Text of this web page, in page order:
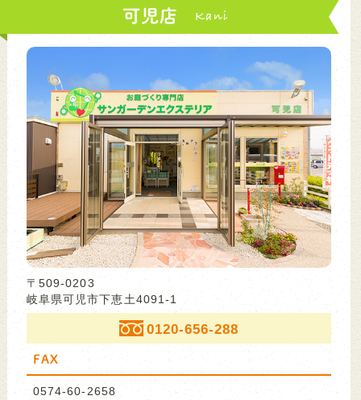
可児店
〒509-0203
岐阜県可児市下恵土4091-1
0120-656-288
FAX
0574-60-2658